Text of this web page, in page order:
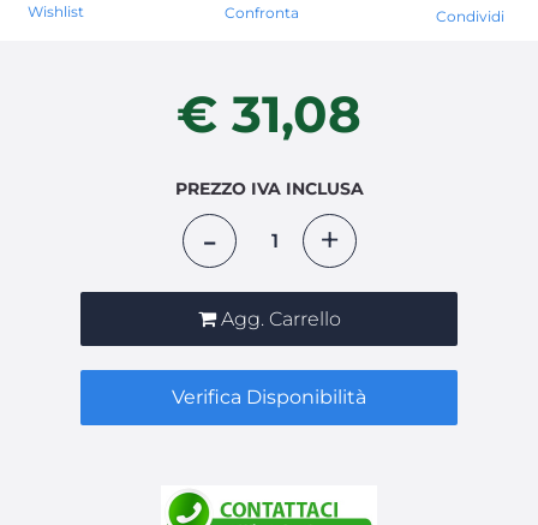
Wishlist Confronta Condividi
€ 31,08
PREZZO IVA INCLUSA
Agg. Carrello
Verifica Disponibilità